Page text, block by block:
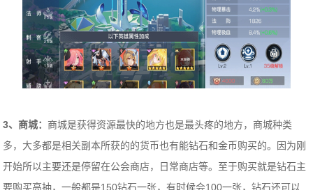
3、商城： 商城是获得资源最快的地方也是最头疼的地方，商城种类
多，大多都是相关副本所获的的货币也有能钻石和金币购买的。因为刚
开始所以主要还是停留在公会商店，日常商店等。至于购买就是钻石主
要购买高抽，一般都是150钻石一张，有时候会100一张，钻石还可以